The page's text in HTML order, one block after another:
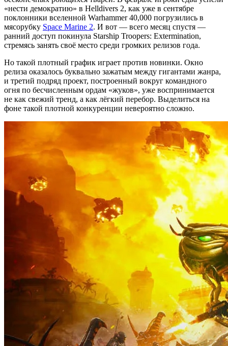
«нести демократию» в Helldivers 2, как уже в сентябре
поклонники вселенной Warhammer 40,000 погрузились в
мясорубку Space Marine 2. И вот — всего месяц спустя —
ранний доступ покинула Starship Troopers: Extermination,
стремясь занять своё место среди громких релизов года.
Но такой плотный график играет против новинки. Окно
релиза оказалось буквально зажатым между гигантами жанра,
и третий подряд проект, построенный вокруг командного
огня по бесчисленным ордам «жуков», уже воспринимается
не как свежий тренд, а как лёгкий перебор. Выделиться на
фоне такой плотной конкуренции невероятно сложно.